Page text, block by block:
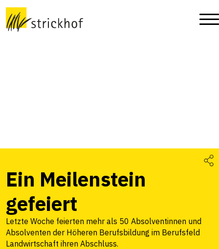
Ein Meilenstein
gefeiert
Letzte Woche feierten mehr als 50 Absolventinnen und
Absolventen der Höheren Berufsbildung im Berufsfeld
Landwirtschaft ihren Abschluss.